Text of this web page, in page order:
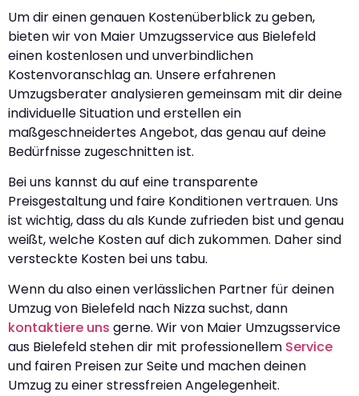
Um dir einen genauen Kostenüberblick zu geben,
bieten wir von Maier Umzugsservice aus Bielefeld
einen kostenlosen und unverbindlichen
Kostenvoranschlag an. Unsere erfahrenen
Umzugsberater analysieren gemeinsam mit dir deine
individuelle Situation und erstellen ein
maßgeschneidertes Angebot, das genau auf deine
Bedürfnisse zugeschnitten ist.
Bei uns kannst du auf eine transparente
Preisgestaltung und faire Konditionen vertrauen. Uns
ist wichtig, dass du als Kunde zufrieden bist und genau
weißt, welche Kosten auf dich zukommen. Daher sind
versteckte Kosten bei uns tabu.
Wenn du also einen verlässlichen Partner für deinen
Umzug von Bielefeld nach Nizza suchst, dann
kontaktiere uns gerne. Wir von Maier Umzugsservice
aus Bielefeld stehen dir mit professionellem Service
und fairen Preisen zur Seite und machen deinen
Umzug zu einer stressfreien Angelegenheit.